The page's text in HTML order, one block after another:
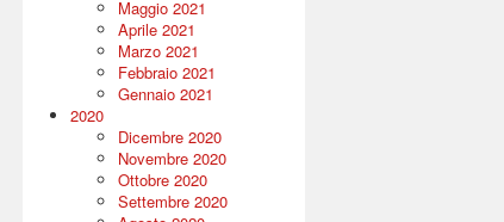
Maggio 2021
Aprile 2021
Marzo 2021
Febbraio 2021
Gennaio 2021
2020
Dicembre 2020
Novembre 2020
Ottobre 2020
Settembre 2020